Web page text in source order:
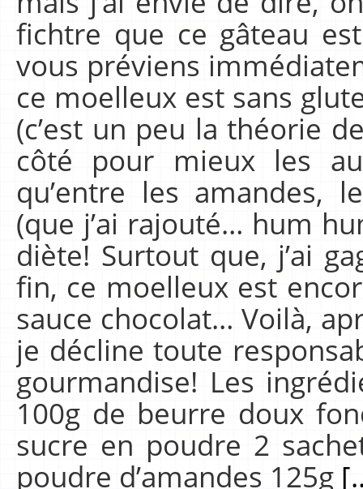
fichtre que ce gâteau
vous préviens
ce moelleux est sans
(c’est un peu la théorie
côté pour mieux les
qu’entre les amandes,
(que j’ai rajouté… hum
diète! Surtout que, j’ai
fin, ce moelleux est
sauce chocolat… Voilà,
je décline toute
gourmandise! Les
100g de beurre doux
sucre en poudre 2
poudre d’amandes 125g